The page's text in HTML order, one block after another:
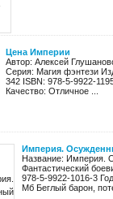
Цена Империи
Автор: Алексей
Серия: Магия фэнтези
342 ISBN: 978-5-9922-
Качество: Отличное ...
Империя.
Название: Империя.
Фантастический
978-5-9922-1016-3
Мб Беглый барон,